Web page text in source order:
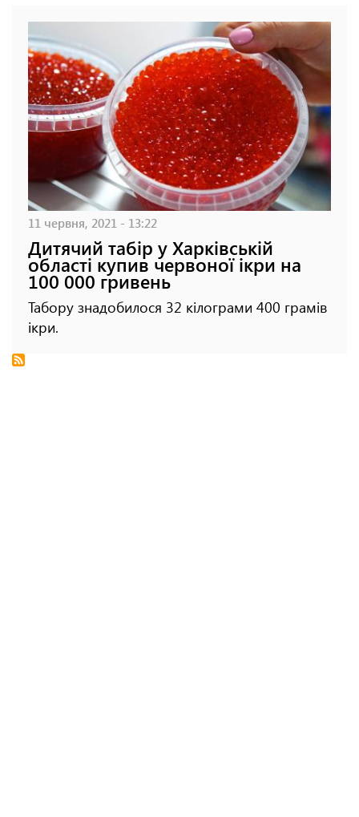
11 червня, 2021 - 13:22
Дитячий табір у Харківській
області купив червоної ікри на
100 000 гривень
Табору знадобилося 32 кілограми 400 грамів
ікри.